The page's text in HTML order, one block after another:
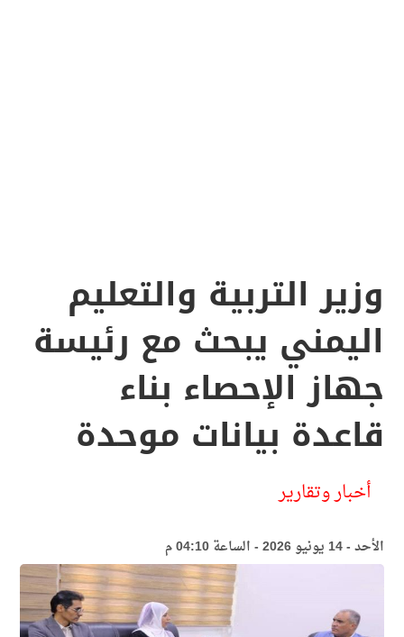
وزير التربية والتعليم
اليمني يبحث مع رئيسة
جهاز الإحصاء بناء
قاعدة بيانات موحدة
أخبار وتقارير
الأحد - 14 يونيو 2026 - الساعة 04:10 م